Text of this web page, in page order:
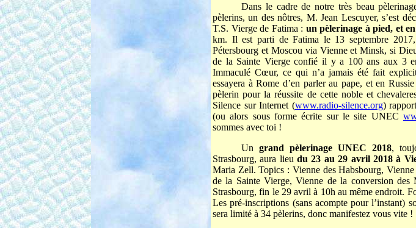
Dans le cadre de notre très beau
pèlerins, un des nôtres, M. Jean Lescuyer, s’est
T.S. Vierge de Fatima : un pèlerinage à pied, et
km. Il est parti de Fatima le 13 septembre
Pétersbourg et Moscou via Vienne et Minsk, si
de la Sainte Vierge confié il y a 100 ans aux 3
Immaculé Cœur, ce qui n’a jamais été fait
essayera à Rome d’en parler au pape, et en
pèlerin pour la réussite de cette noble et
Silence sur Internet (www.radio-silence.org)
(ou alors sous forme écrite sur le site UNEC
sommes avec toi !
Ungrand pèlerinage UNEC 2018,
Strasbourg, aura lieudu 23 au 29 avril 2018 à
Maria Zell. Topics : Vienne des Habsbourg,
de la Sainte Vierge, Vienne de la conversion
Strasbourg, fin le 29 avril à 10h au même endroit.
Les pré-inscriptions (sans acompte pour l’instant)
sera limité à 34 pèlerins, donc manifestez vous vite !